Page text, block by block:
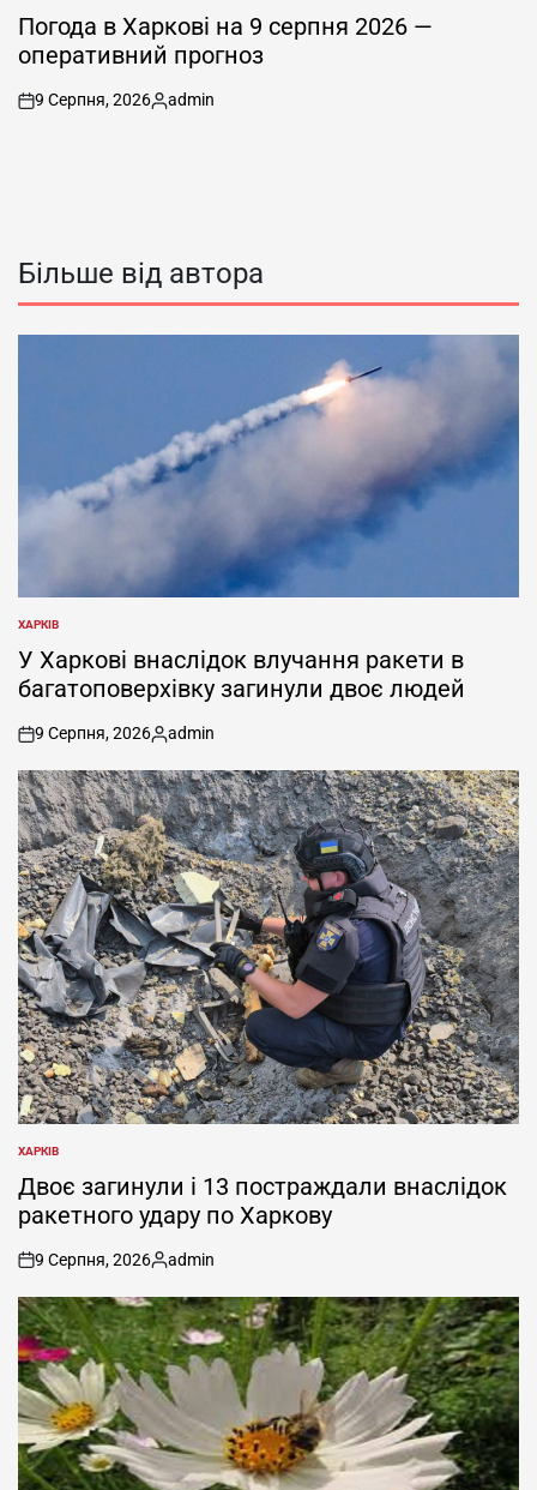
УПогода в Харкові на 9 серпня 2026 —
оперативний прогноз
on
9 Серпня, 2026
Опубліковано
admin
Більше від автора
ОПУБЛІКУВАТИ
У
ХАРКІВ
У Харкові внаслідок влучання ракети в
багатоповерхівку загинули двоє людей
on
9 Серпня, 2026
Опубліковано
admin
ОПУБЛІКУВАТИ
У
ХАРКІВ
Двоє загинули і 13 постраждали внаслідок
ракетного удару по Харкову
on
9 Серпня, 2026
Опубліковано
admin